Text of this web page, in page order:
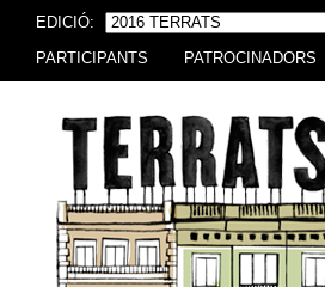
EDICIÓ:
PARTICIPANTS PATROCINADORS